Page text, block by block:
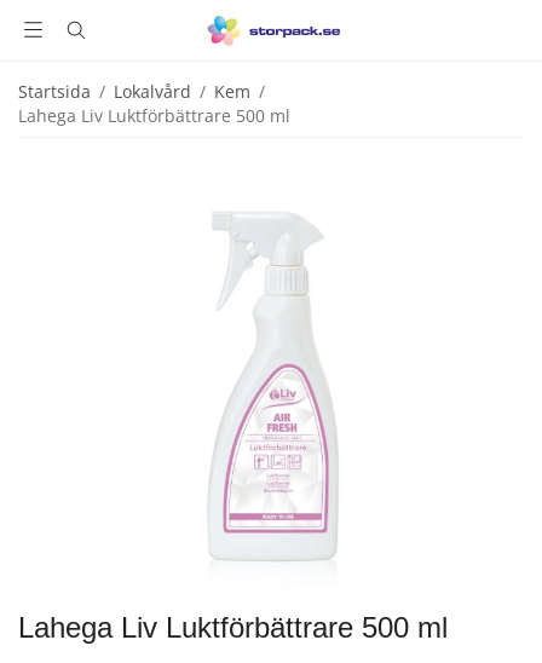
Startsida / Lokalvård / Kem /
Lahega Liv Luktförbättrare 500 ml
Lahega Liv Luktförbättrare 500 ml